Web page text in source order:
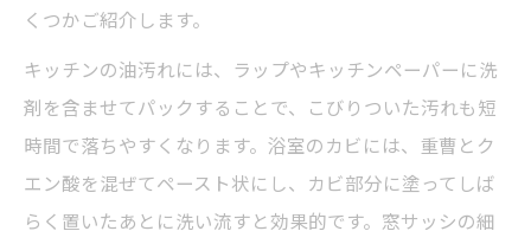
くつかご紹介します。
キッチンの油汚れには、ラップやキッチンペーパーに洗
剤を含ませてパックすることで、こびりついた汚れも短
時間で落ちやすくなります。浴室のカビには、重曹とク
エン酸を混ぜてペースト状にし、カビ部分に塗ってしば
らく置いたあとに洗い流すと効果的です。窓サッシの細